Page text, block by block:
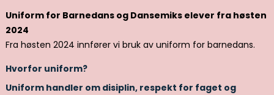
Uniform for Barnedans og Dansemiks elever fra høsten
2024
Fra høsten 2024 innfører vi bruk av uniform for barnedans.
Hvorfor uniform?
Uniform handler om disiplin, respekt for faget og